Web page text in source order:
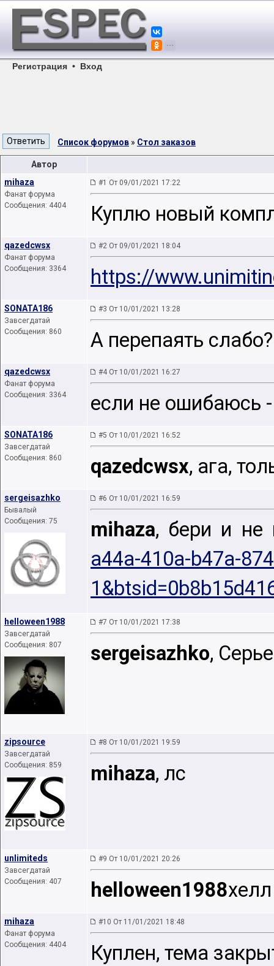
Регистрация • Вход
Список форумов » Стол заказов
Автор
mihaza
Фанат форума
Сообщения: 4404
#1 От 09/01/2021 17:22
Куплю новый
qazedcwsx
Фанат форума
Сообщения: 3364
#2 От 09/01/2021 18:04
https://
SONATA186
Завсегдатай
Сообщения: 860
#3 От 10/01/2021 13:28
А перепаять
qazedcwsx
Фанат форума
Сообщения: 3364
#4 От 10/01/2021 16:27
если не ошибаюсь
SONATA186
Завсегдатай
Сообщения: 860
#5 От 10/01/2021 16:52
qazedcwsx, ага,
sergeisazhko
Бывалый
Сообщения: 75
#6 От 10/01/2021 16:59
mihaza, бери и не
a44a-410a-b47a-
helloween1988
Завсегдатай
Сообщения: 807
#7 От 10/01/2021 17:38
sergeisazhko,
zipsource
Завсегдатай
Сообщения: 859
#8 От 10/01/2021 19:59
mihaza, лс
unlimiteds
Завсегдатай
Сообщения: 407
#9 От 10/01/2021 20:26
helloween1988
mihaza
Фанат форума
Сообщения: 4404
#10 От 11/01/2021 18:48
Куплен, тема